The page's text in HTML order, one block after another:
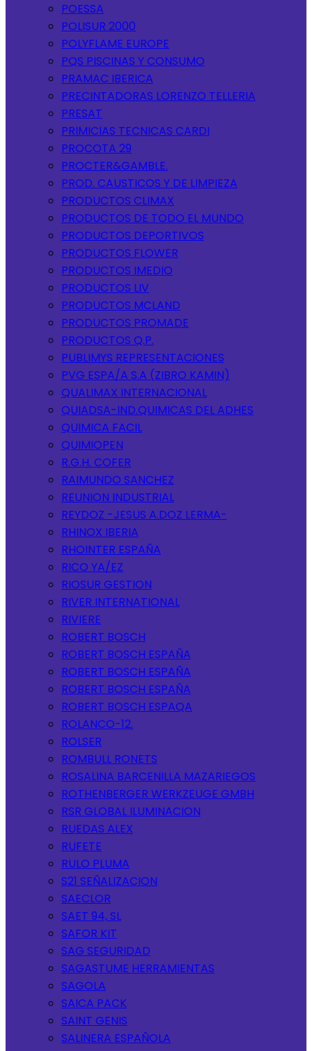
POESSA
POLISUR 2000
POLYFLAME EUROPE
PQS PISCINAS Y CONSUMO
PRAMAC IBERICA
PRECINTADORAS LORENZO TELLERIA
PRESAT
PRIMICIAS TECNICAS CARDI
PROCOTA 29
PROCTER&GAMBLE.
PROD. CAUSTICOS Y DE LIMPIEZA
PRODUCTOS CLIMAX
PRODUCTOS DE TODO EL MUNDO
PRODUCTOS DEPORTIVOS
PRODUCTOS FLOWER
PRODUCTOS IMEDIO
PRODUCTOS LIV
PRODUCTOS MCLAND
PRODUCTOS PROMADE
PRODUCTOS Q.P.
PUBLIMYS REPRESENTACIONES
PVG ESPA/A S.A (ZIBRO KAMIN)
QUALIMAX INTERNACIONAL
QUIADSA-IND.QUIMICAS DEL ADHES
QUIMICA FACIL
QUIMIOPEN
R.G.H. COFER
RAIMUNDO SANCHEZ
REUNION INDUSTRIAL
REYDOZ -JESUS A.DOZ LERMA-
RHINOX IBERIA
RHOINTER ESPAÑA
RICO YA/EZ
RIOSUR GESTION
RIVER INTERNATIONAL
RIVIERE
ROBERT BOSCH
ROBERT BOSCH ESPAÑA
ROBERT BOSCH ESPAÑA
ROBERT BOSCH ESPAÑA
ROBERT BOSCH ESPAQA
ROLANCO-12.
ROLSER
ROMBULL RONETS
ROSALINA BARCENILLA MAZARIEGOS
ROTHENBERGER WERKZEUGE GMBH
RSR GLOBAL ILUMINACION
RUEDAS ALEX
RUFETE
RULO PLUMA
S21 SEÑALIZACION
SAECLOR
SAET 94, SL
SAFOR KIT
SAG SEGURIDAD
SAGASTUME HERRAMIENTAS
SAGOLA
SAICA PACK
SAINT GENIS
SALINERA ESPAÑOLA